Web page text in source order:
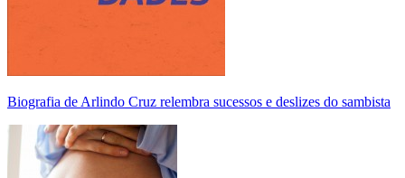
Biografia de Arlindo Cruz relembra sucessos e deslizes do sambista